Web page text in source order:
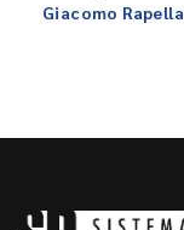
Giacomo Rapella